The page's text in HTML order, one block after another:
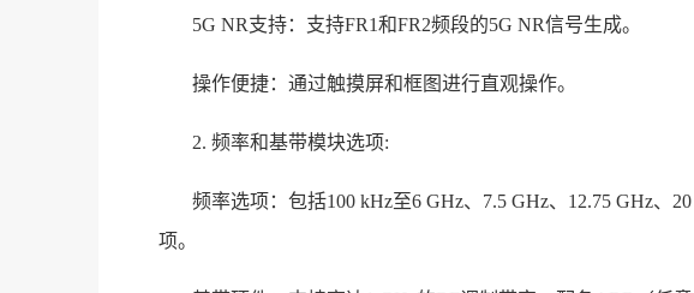
5G NR支持：支持FR1和FR2频段的5G NR信号生成。
操作便捷：通过触摸屏和框图进行直观操作。
2. 频率和基带模块选项:
频率选项：包括100 kHz至6 GHz、7.5 GHz、12.75 GHz、
项。